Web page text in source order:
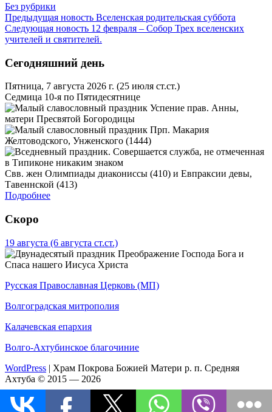
Без рубрики
Предыдущая новость Вселенская родительская суббота
Следующая новость 12 февраля – Собор Трех вселенских
учителей и святителей.
Сегодняшний день
Пятница, 7 августа 2026 г. (25 июля ст.ст.)
Седмица 10-я по Пятидесятнице
Успение прав. Анны,
матери Пресвятой Богородицы
Прп. Макария
Желтоводского, Унженского (1444)
Свв. жен Олимпиады диакониссы (410) и Евпраксии девы,
Тавеннской (413)
Подробнее
Скоро
19 августа (6 августа ст.ст.)
Преображение Господа Бога и
Спаса нашего Иисуса Христа
Русская Православная Церковь (МП)
Волгоградская митрополия
Калачевская епархия
Волго-Ахтубинское благочиние
WordPress | Храм Покрова Божией Матери р. п. Средняя
Ахтуба © 2015 — 2026